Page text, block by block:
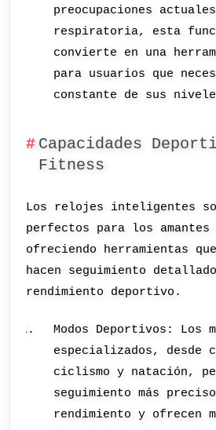
preocupaciones
respiratoria, esta
convierte en una
para usuarios que
constante de sus
Capacidades
Fitness
Los relojes inteligentes
perfectos para los
ofreciendo herramientas
hacen seguimiento
rendimiento deportivo.
Modos Deportivos: Los
especializados, desde
ciclismo y natación,
seguimiento más
rendimiento y ofrecen